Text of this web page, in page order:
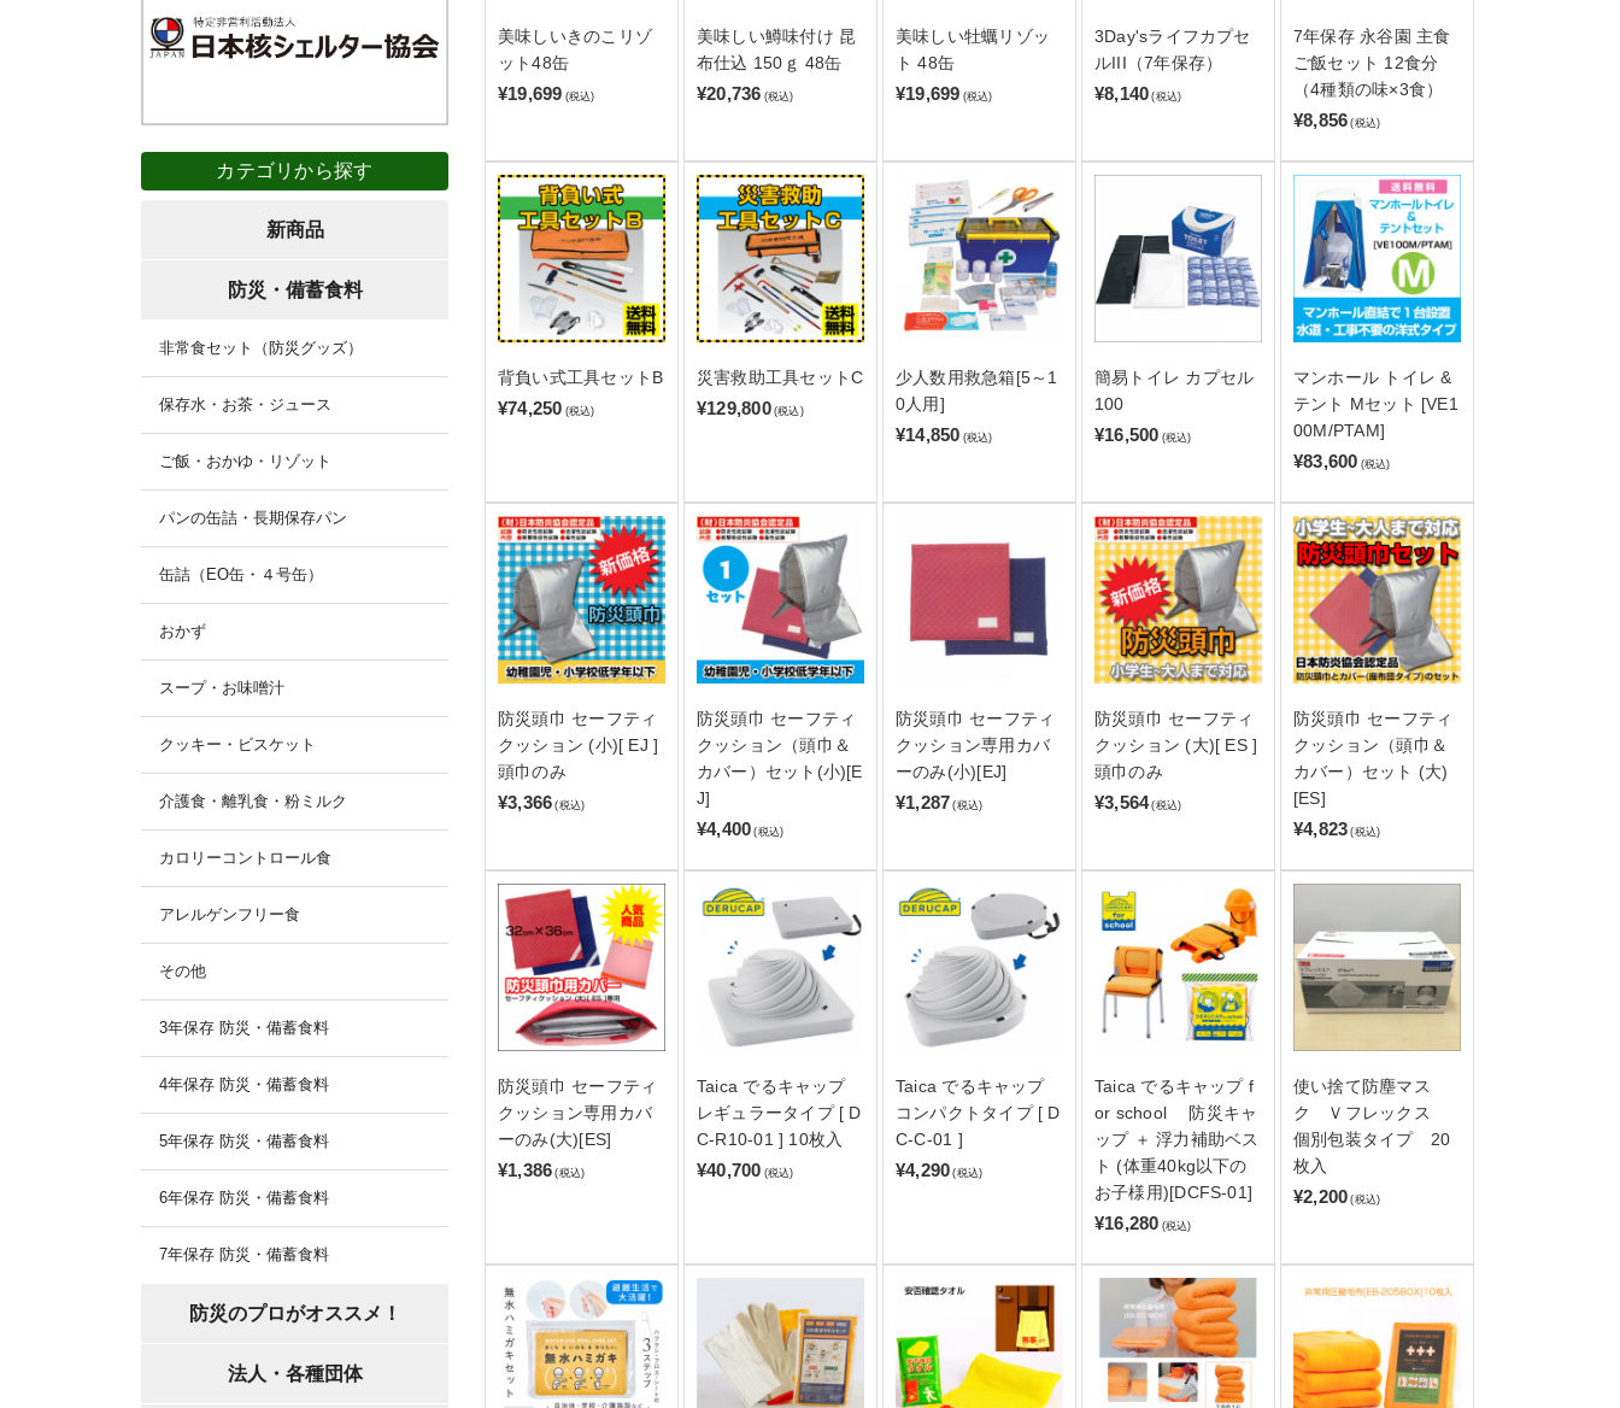
美味しいきのこリゾ
ット48缶
¥19,699 (税込)
美味しい鱒味付け 昆
布仕込 150ｇ 48缶
¥20,736 (税込)
美味しい牡蠣リゾッ
ト 48缶
¥19,699 (税込)
3Day'sライフカプセ
ルIII（7年保存）
¥8,140 (税込)
7年保存 永谷園 主食
ご飯セット 12食分
（4種類の味×3食）
¥8,856 (税込)
背負い式工具セットB
¥74,250 (税込)
災害救助工具セットC
¥129,800 (税込)
少人数用救急箱[5～1
0人用]
¥14,850 (税込)
簡易トイレ カプセル
100
¥16,500 (税込)
マンホール トイレ &
テント Mセット [VE1
00M/PTAM]
¥83,600 (税込)
防災頭巾 セーフティ
クッション (小)[ EJ ]
頭巾のみ
¥3,366 (税込)
防災頭巾 セーフティ
クッション（頭巾＆
カバー）セット(小)[E
J]
¥4,400 (税込)
防災頭巾 セーフティ
クッション専用カバ
ーのみ(小)[EJ]
¥1,287 (税込)
防災頭巾 セーフティ
クッション (大)[ ES ]
頭巾のみ
¥3,564 (税込)
防災頭巾 セーフティ
クッション（頭巾＆
カバー）セット (大)
[ES]
¥4,823 (税込)
防災頭巾 セーフティ
クッション専用カバ
ーのみ(大)[ES]
¥1,386 (税込)
Taica でるキャップ
レギュラータイプ [ D
C-R10-01 ] 10枚入
¥40,700 (税込)
Taica でるキャップ
コンパクトタイプ [ D
C-C-01 ]
¥4,290 (税込)
Taica でるキャップ f
or school 防災キャ
ップ ＋ 浮力補助ベス
ト (体重40kg以下の
お子様用)[DCFS-01]
¥16,280 (税込)
使い捨て防塵マス
ク Ｖフレックス
個別包装タイプ 20
枚入
¥2,200 (税込)
カテゴリから探す
新商品
防災・備蓄食料
非常食セット（防災グッズ）
保存水・お茶・ジュース
ご飯・おかゆ・リゾット
パンの缶詰・長期保存パン
缶詰（EO缶・４号缶）
おかず
スープ・お味噌汁
クッキー・ビスケット
介護食・離乳食・粉ミルク
カロリーコントロール食
アレルゲンフリー食
その他
3年保存 防災・備蓄食料
4年保存 防災・備蓄食料
5年保存 防災・備蓄食料
6年保存 防災・備蓄食料
7年保存 防災・備蓄食料
防災のプロがオススメ！
法人・各種団体